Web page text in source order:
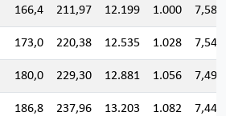
166,4 211,97 12.199 1.000 7,586
173,0 220,38 12.535 1.028 7,541
180,0 229,30 12.881 1.056 7,494
186,8 237,96 13.203 1.082 7,448